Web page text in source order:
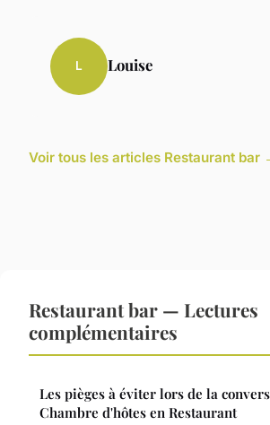
L Louise
Voir tous les articles Restaurant bar
Restaurant bar — Lectures
complémentaires
Les pièges à éviter lors de la
Chambre d'hôtes en Restaurant